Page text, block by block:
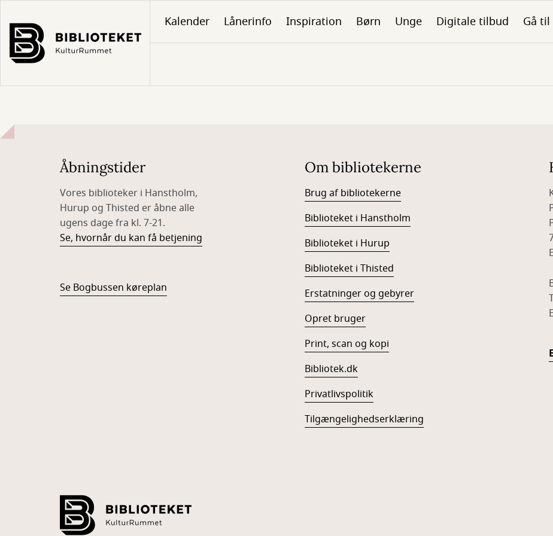
hovedindhold
Kalender Lånerinfo Inspiration Børn Unge Digitale tilbud Gå
Åbningstider
Vores biblioteker i Hanstholm,
Hurup og Thisted er åbne alle
ugens dage fra kl. 7-21.
Se, hvornår du kan få betjening
Se Bogbussen køreplan
Om bibliotekerne
Brug af bibliotekerne
Biblioteket i Hanstholm
Biblioteket i Hurup
Biblioteket i Thisted
Erstatninger og gebyrer
Opret bruger
Print, scan og kopi
Bibliotek.dk
Privatlivspolitik
Tilgængelighedserklæring